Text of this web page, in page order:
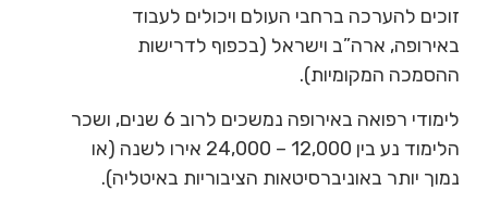
זוכים להערכה ברחבי העולם ויכולים לעבוד
באירופה, ארה”ב וישראל (בכפוף לדרישות
ההסמכה המקומיות).
לימודי רפואה באירופה נמשכים לרוב 6 שנים, ושכר
הלימוד נע בין 12,000 – 24,000 אירו לשנה (או
נמוך יותר באוניברסיטאות הציבוריות באיטליה).